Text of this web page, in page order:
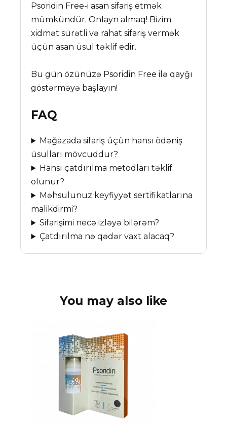
Psoridin Free-i asan sifariş etmək
mümkündür. Onlayn almaq! Bizim
xidmət sürətli və rahat sifariş vermək
üçün asan üsul təklif edir.
Bu gün özünüzə Psoridin Free ilə qayğı
göstərməyə başlayın!
FAQ
Mağazada sifariş üçün hansı ödəniş
üsulları mövcuddur?
Hansı çatdırılma metodları təklif
olunur?
Məhsulunuz keyfiyyət sertifikatlarına
malikdirmi?
Sifarişimi necə izləyə bilərəm?
Çatdırılma nə qədər vaxt alacaq?
You may also like